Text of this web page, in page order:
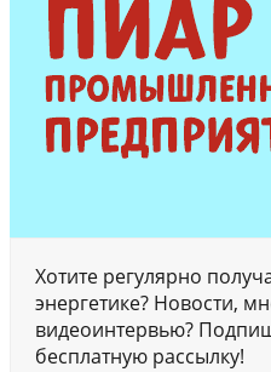
Хотите регулярно
энергетике? Новости,
видеоинтервью?
бесплатную рассылку!